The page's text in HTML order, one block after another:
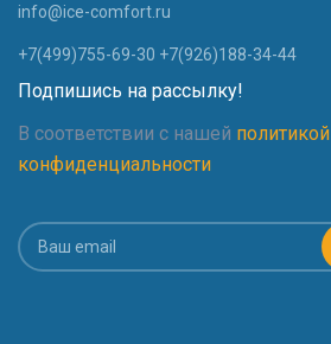
info@ice-comfort.ru
+7(499)755-69-30 +7(926)188-34-44
Подпишись на рассылку!
В соответствии с нашей политикой
конфиденциальности